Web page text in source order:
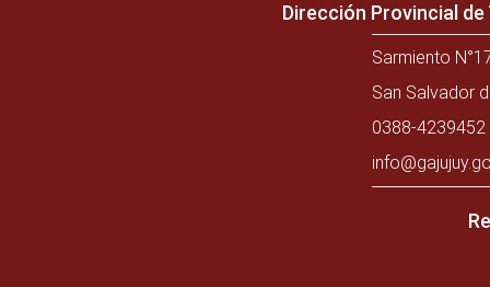
Dirección Provincial
Sarmiento
San Salvador
0388-